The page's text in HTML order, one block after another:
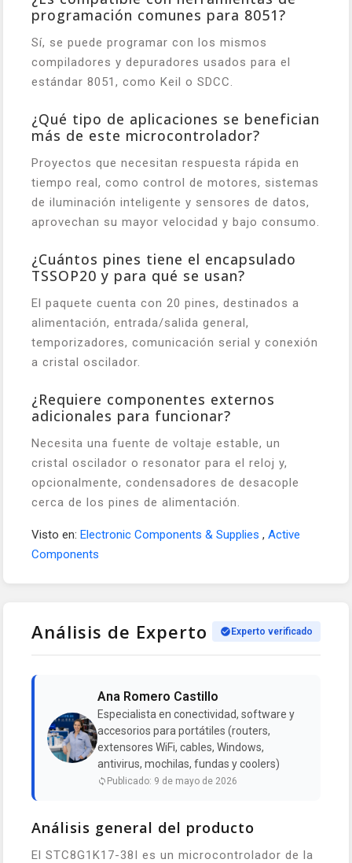
programación comunes para 8051?
Sí, se puede programar con los mismos
compiladores y depuradores usados para el
estándar 8051, como Keil o SDCC.
¿Qué tipo de aplicaciones se benefician
más de este microcontrolador?
Proyectos que necesitan respuesta rápida en
tiempo real, como control de motores, sistemas
de iluminación inteligente y sensores de datos,
aprovechan su mayor velocidad y bajo consumo.
¿Cuántos pines tiene el encapsulado
TSSOP20 y para qué se usan?
El paquete cuenta con 20 pines, destinados a
alimentación, entrada/salida general,
temporizadores, comunicación serial y conexión
a cristal oscilador.
¿Requiere componentes externos
adicionales para funcionar?
Necesita una fuente de voltaje estable, un
cristal oscilador o resonator para el reloj y,
opcionalmente, condensadores de desacople
cerca de los pines de alimentación.
Visto en: Electronic Components & Supplies , Active
Components
Análisis de Experto Experto verificado
Ana Romero Castillo
Especialista en conectividad, software y
accesorios para portátiles (routers,
extensores WiFi, cables, Windows,
antivirus, mochilas, fundas y coolers)
Publicado: 9 de mayo de 2026
Análisis general del producto
El STC8G1K17-38I es un microcontrolador de la